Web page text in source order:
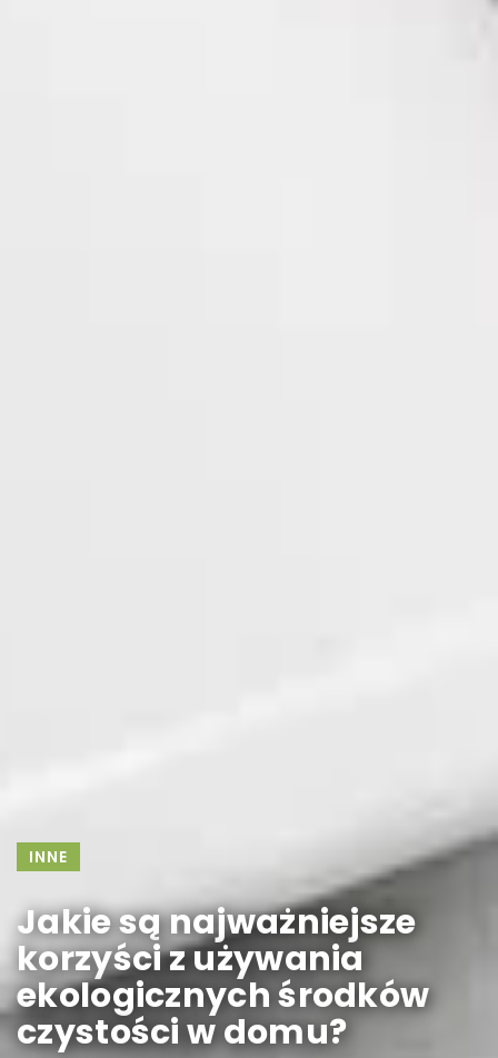
INNE
Jakie są najważniejsze
korzyści z używania
ekologicznych środków
czystości w domu?